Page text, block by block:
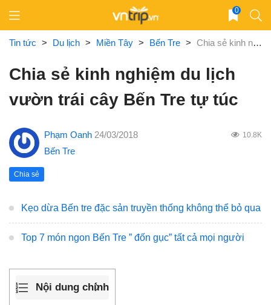
content
0
Tin tức > Du lịch > Miền Tây > Bến Tre > Chia sẻ kinh nghiệm du lịch vườn trái cây Bến Tre tự túc
Chia sẻ kinh nghiệm du lịch
vườn trái cây Bến Tre tự túc
Phạm Oanh 24/03/2018 10.8K
Bến Tre
Chia sẻ
Kẹo dừa Bến tre đặc sản truyền thống không thể bỏ qua
Top 7 món ngon Bến Tre ” đốn gục” tất cả mọi người
Nội dung chính